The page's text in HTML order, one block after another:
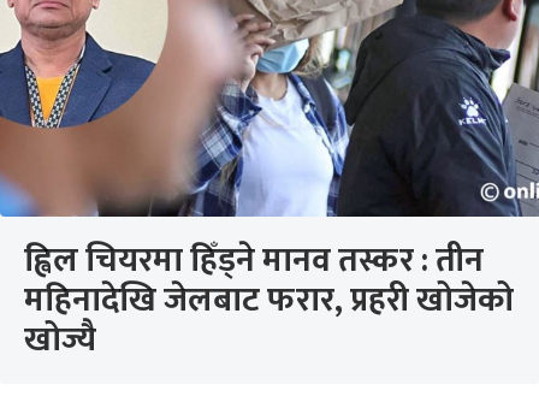
ह्विल चियरमा हिँड्ने मानव तस्कर : तीन
महिनादेखि जेलबाट फरार, प्रहरी खोजेको
खोज्यै